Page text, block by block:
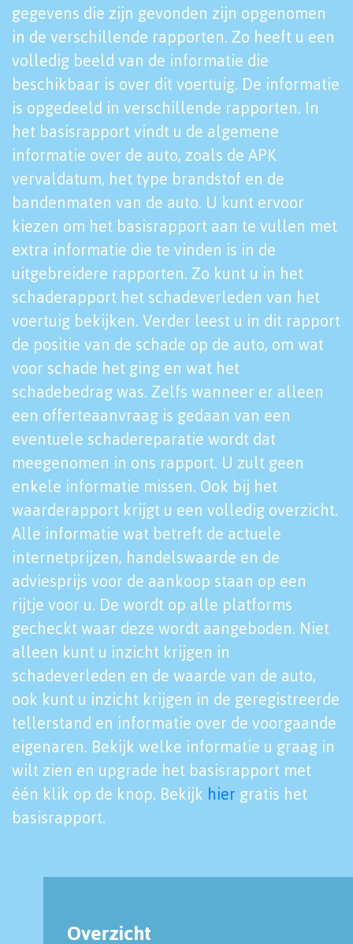
gegevens die zijn gevonden zijn opgenomen
in de verschillende rapporten. Zo heeft u een
volledig beeld van de informatie die
beschikbaar is over dit voertuig. De informatie
is opgedeeld in verschillende rapporten. In
het basisrapport vindt u de algemene
informatie over de auto, zoals de APK
vervaldatum, het type brandstof en de
bandenmaten van de auto. U kunt ervoor
kiezen om het basisrapport aan te vullen met
extra informatie die te vinden is in de
uitgebreidere rapporten. Zo kunt u in het
schaderapport het schadeverleden van het
voertuig bekijken. Verder leest u in dit rapport
de positie van de schade op de auto, om wat
voor schade het ging en wat het
schadebedrag was. Zelfs wanneer er alleen
een offerteaanvraag is gedaan van een
eventuele schadereparatie wordt dat
meegenomen in ons rapport. U zult geen
enkele informatie missen. Ook bij het
waarderapport krijgt u een volledig overzicht.
Alle informatie wat betreft de actuele
internetprijzen, handelswaarde en de
adviesprijs voor de aankoop staan op een
rijtje voor u. De wordt op alle platforms
gecheckt waar deze wordt aangeboden. Niet
alleen kunt u inzicht krijgen in
schadeverleden en de waarde van de auto,
ook kunt u inzicht krijgen in de geregistreerde
tellerstand en informatie over de voorgaande
eigenaren. Bekijk welke informatie u graag in
wilt zien en upgrade het basisrapport met
één klik op de knop. Bekijk hier gratis het
basisrapport.
Overzicht